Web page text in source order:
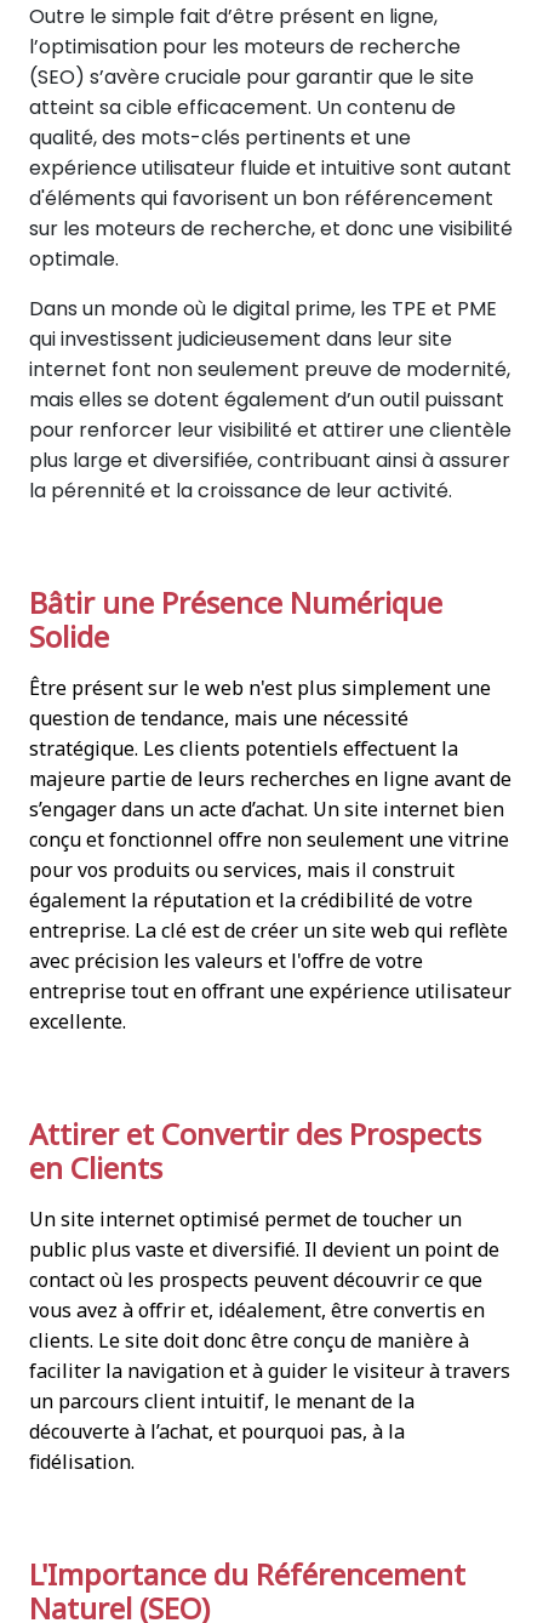
Outre le simple fait d’être présent en ligne,
l’optimisation pour les moteurs de recherche
(SEO) s’avère cruciale pour garantir que le site
atteint sa cible efficacement. Un contenu de
qualité, des mots-clés pertinents et une
expérience utilisateur fluide et intuitive sont autant
d'éléments qui favorisent un bon référencement
sur les moteurs de recherche, et donc une visibilité
optimale.
Dans un monde où le digital prime, les TPE et PME
qui investissent judicieusement dans leur site
internet font non seulement preuve de modernité,
mais elles se dotent également d’un outil puissant
pour renforcer leur visibilité et attirer une clientèle
plus large et diversifiée, contribuant ainsi à assurer
la pérennité et la croissance de leur activité.
Bâtir une Présence Numérique
Solide
Être présent sur le web n'est plus simplement une
question de tendance, mais une nécessité
stratégique. Les clients potentiels effectuent la
majeure partie de leurs recherches en ligne avant de
s’engager dans un acte d’achat. Un site internet bien
conçu et fonctionnel offre non seulement une vitrine
pour vos produits ou services, mais il construit
également la réputation et la crédibilité de votre
entreprise. La clé est de créer un site web qui reflète
avec précision les valeurs et l'offre de votre
entreprise tout en offrant une expérience utilisateur
excellente.
Attirer et Convertir des Prospects
en Clients
Un site internet optimisé permet de toucher un
public plus vaste et diversifié. Il devient un point de
contact où les prospects peuvent découvrir ce que
vous avez à offrir et, idéalement, être convertis en
clients. Le site doit donc être conçu de manière à
faciliter la navigation et à guider le visiteur à travers
un parcours client intuitif, le menant de la
découverte à l’achat, et pourquoi pas, à la
fidélisation.
L'Importance du Référencement
Naturel (SEO)